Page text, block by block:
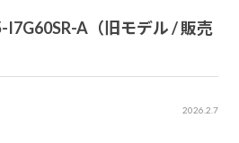
A（旧モデル / 販売
2026.2.7